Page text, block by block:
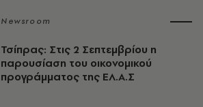
Newsroom
Τσίπρας: Στις 2 Σεπτεμβρίου η
παρουσίαση του οικονομικού
προγράμματος της ΕΛ.Α.Σ